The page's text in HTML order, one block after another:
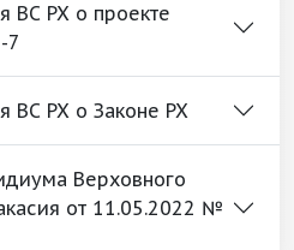
ВС РХ о проекте
7
ВС РХ о Законе РХ
Верховного
от 11.05.2022 №